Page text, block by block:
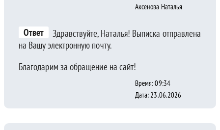
Аксенова Наталья
Ответ
Здравствуйте, Наталья! Выписка отправлена
на Вашу электронную почту.
Благодарим за обращение на сайт!
Время: 09:34
Дата: 23.06.2026